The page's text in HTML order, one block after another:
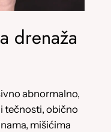
drenaža
abnormalno,
tečnosti, obično
mišićima